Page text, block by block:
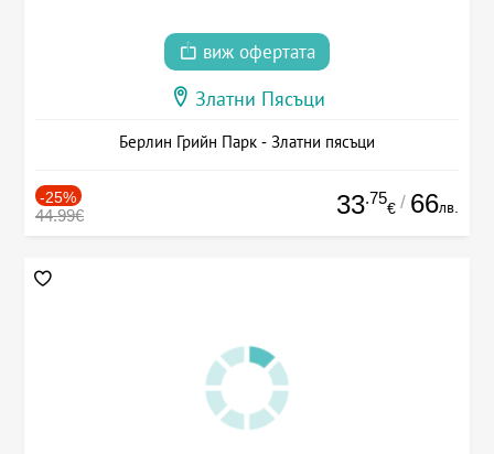
виж офертата
Златни Пясъци
Берлин Грийн Парк - Златни пясъци
-25%
44.99€ 33.75
€ / 66лв.